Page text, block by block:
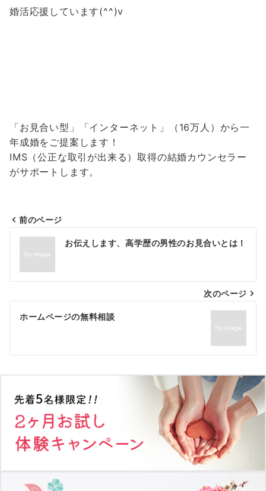
婚活応援しています(^^)v
「お見合い型」「インターネット」（16万人）から一
年成婚をご提案します！
IMS（公正な取引が出来る）取得の結婚カウンセラー
がサポートします。
投
ナ
ビ
ゲ
シ
ョ
ン
前のページ
お伝えします、高学歴の男性のお見合いとは！
次のページ
ホームページの無料相談